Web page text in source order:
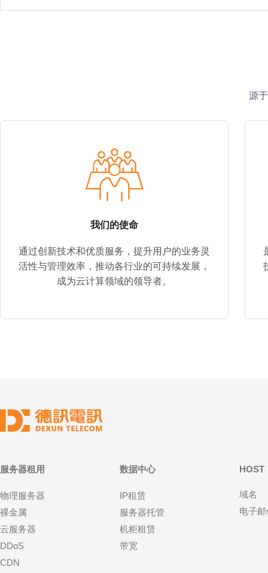
源
我们的使命
通过创新技术和优质服务，提升用户的业务灵
活性与管理效率，推动各行业的可持续发展，
成为云计算领域的领导者。
服务器租用
物理服务器
裸金属
云服务器
DDoS
CDN
数据中心
IP租赁
服务器托管
机柜租赁
带宽
HOST
域名
电子